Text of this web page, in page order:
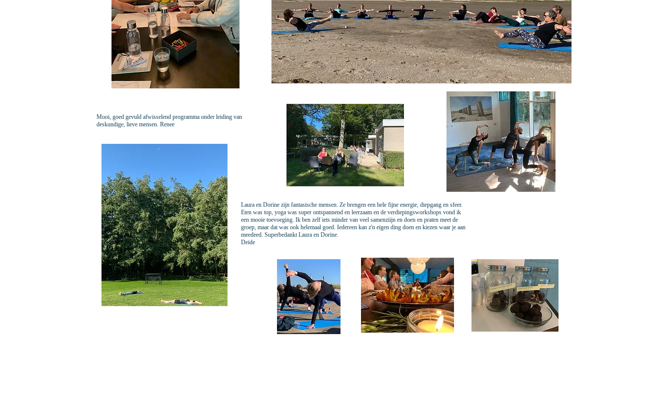
Mooi, goed gevuld afwisselend programma onder leiding van
deskundige, lieve mensen. Renee
Laura en Dorine zijn fantasische mensen. Ze brengen een hele fijne energie, diepgang en sfeer.
Eten was top, yoga was super ontspannend en leerzaam en de verdiepingsworkshops vond ik
een mooie toevoeging. Ik ben zelf iets minder van veel samenziijn en doen en praten meet de
groep, maar dat was ook helemaal goed. Iedereen kan z'n eigen ding doen en kiezen waar je aan
meedeed. Superbedankt Laura en Dorine.
Deide